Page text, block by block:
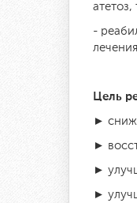
атетоз,
-
Цель
►
►
►
►